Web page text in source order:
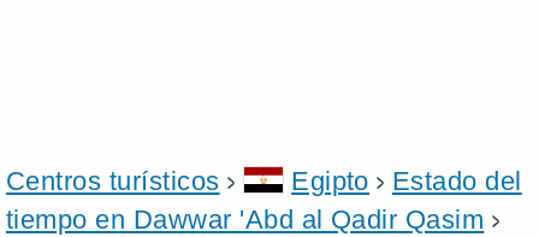
Centros turísticos Egipto
Estado del
tiempo en Dawwar 'Abd al Qadir Qasim